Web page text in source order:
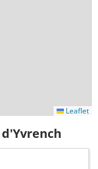
Leaflet